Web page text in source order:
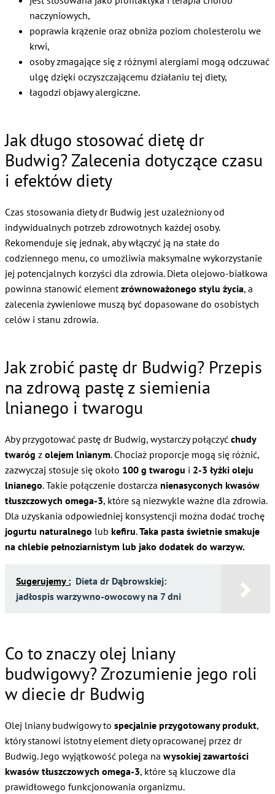
naczyniowych,
poprawia krążenie oraz obniża poziom cholesterolu we
krwi,
osoby zmagające się z różnymi alergiami mogą odczuwać
ulgę dzięki oczyszczającemu działaniu tej diety,
łagodzi objawy alergiczne.
Jak długo stosować dietę dr
Budwig? Zalecenia dotyczące czasu
i efektów diety
Czas stosowania diety dr Budwig jest uzależniony od
indywidualnych potrzeb zdrowotnych każdej osoby.
Rekomenduje się jednak, aby włączyć ją na stałe do
codziennego menu, co umożliwia maksymalne wykorzystanie
jej potencjalnych korzyści dla zdrowia. Dieta olejowo-białkowa
powinna stanowić elementzrównoważonego stylu życia, a
zalecenia żywieniowe muszą być dopasowane do osobistych
celów i stanu zdrowia.
Jak zrobić pastę dr Budwig? Przepis
na zdrową pastę z siemienia
lnianego i twarogu
Aby przygotować pastę dr Budwig, wystarczy połączyć chudy
twaróg z olejem lnianym. Chociaż proporcje mogą się różnić,
zazwyczaj stosuje się około 100 g twarogu i 2-3 łyżki oleju
lnianego. Takie połączenie dostarcza nienasyconych kwasów
tłuszczowych omega-3, które są niezwykle ważne dla zdrowia.
Dla uzyskania odpowiedniej konsystencji można dodać trochę
jogurtu naturalnego lub kefiru.Taka pasta świetnie smakuje
na chlebie pełnoziarnistym lub jako dodatek do warzyw.
Sugerujemy : Dieta dr Dąbrowskiej:
jadłospis warzywno-owocowy na 7 dni
Co to znaczy olej lniany
budwigowy? Zrozumienie jego roli
w diecie dr Budwig
Olej lniany budwigowy to specjalnie przygotowany produkt,
który stanowi istotny element diety opracowanej przez dr
Budwig. Jego wyjątkowość polega na wysokiej zawartości
kwasów tłuszczowych omega-3, które są kluczowe dla
prawidłowego funkcjonowania organizmu.